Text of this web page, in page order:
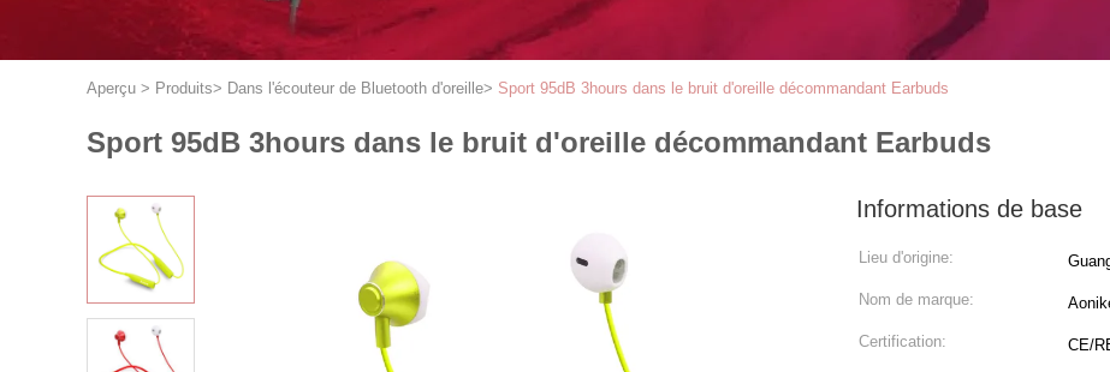
Aperçu > Produits> Dans l'écouteur de Bluetooth d'oreille> Sport 95dB 3hours dans le bruit d'oreille décommandant Earbuds
Sport 95dB 3hours dans le bruit d'oreille décommandant Earbuds
Informations de base
Lieu d'origine:
Nom de marque:
Certification: CE/